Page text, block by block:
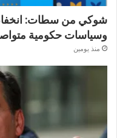
شوكي من سطات: انخفاض
وسياسات حكومية
منذ يومين